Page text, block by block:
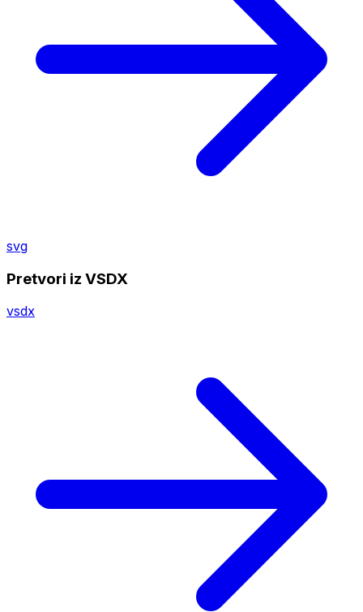
svg
Pretvori iz VSDX
vsdx